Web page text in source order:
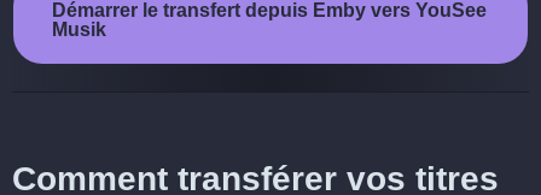
Démarrer le transfert depuis Emby vers YouSee
Musik
Comment transférer vos titres